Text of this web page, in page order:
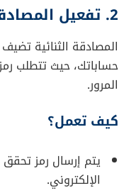
2. تفعيل المصادقة الثنائية (2FA)
المصادقة الثنائية
حساباتك، حيث تتطلب
المرور.
كيف تعمل؟
يتم إرسال رمز
الإلكتروني.